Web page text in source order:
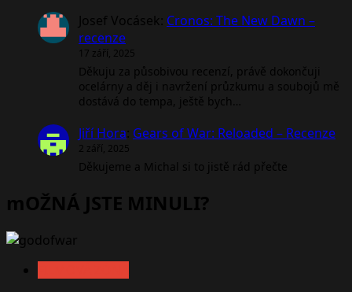
Josef Vocásek: Cronos: The New Dawn –
recenze
17 září, 2025
Děkuju za působivou recenzí, právě dokončuji
ocelárny a děj i navržení průzkumu a soubojů mě
dostává do tempa, ještě bych…
Jiří Hora: Gears of War: Reloaded – Recenze
2 září, 2025
Děkujeme a Michal si to jistě rád přečte
mOŽNÁ JSTE MINULI?